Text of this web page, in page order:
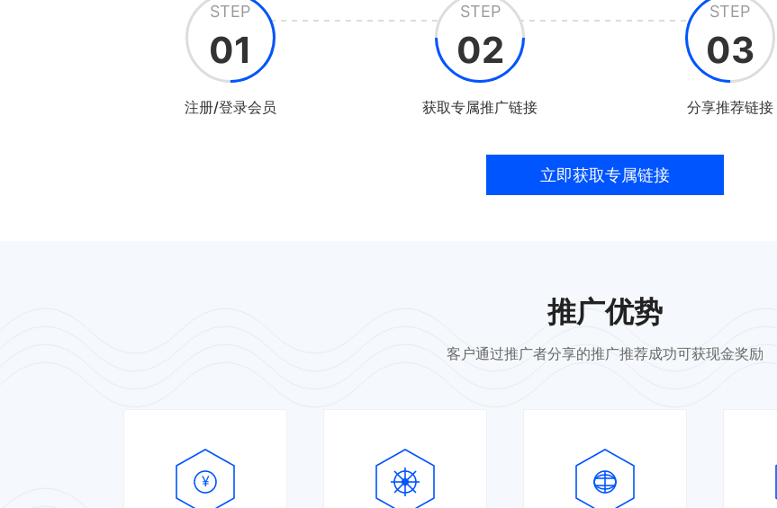
STEP
01
注册/登录会员
STEP
02
获取专属推广链接
STEP
03
分享推荐链接
立即获取专属链接
推广优势
客户通过推广者分享的推广推荐成功可获现金奖励
¥